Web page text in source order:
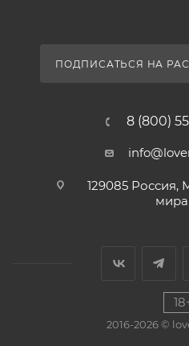
ПОДПИСАТЬСЯ НА
8 (800)
129085 Россия,
мира
2016-2026 ©